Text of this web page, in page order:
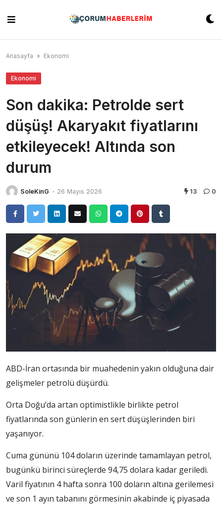
content
Anasayfa » Ekonomi
Ekonomi
Son dakika: Petrolde sert
düşüş! Akaryakıt fiyatlarını
etkileyecek! Altında son
durum
SoleKinG - 26 Mayıs 2026 13 0
ABD-İran ortasında bir muahedenin yakın olduğuna dair
gelişmeler petrolü düşürdü.
Orta Doğu’da artan optimistlikle birlikte petrol
fiyatlarında son günlerin en sert düşüşlerinden biri
yaşanıyor.
Cuma gününü 104 doların üzerinde tamamlayan petrol,
bugünkü birinci süreçlerde 94,75 dolara kadar geriledi.
Varil fiyatının 4 hafta sonra 100 doların altına gerilemesi
ve son 1 ayın tabanını görmesinin akabinde iç piyasada